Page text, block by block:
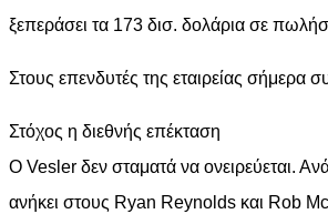
ξεπεράσει τα 173 δισ. δολάρια σε
Στους επενδυτές της εταιρείας
Στόχος η διεθνής επέκταση
Ο Vesler δεν σταματά να ονειρεύεται.
ανήκει στους Ryan Reynolds και Rob